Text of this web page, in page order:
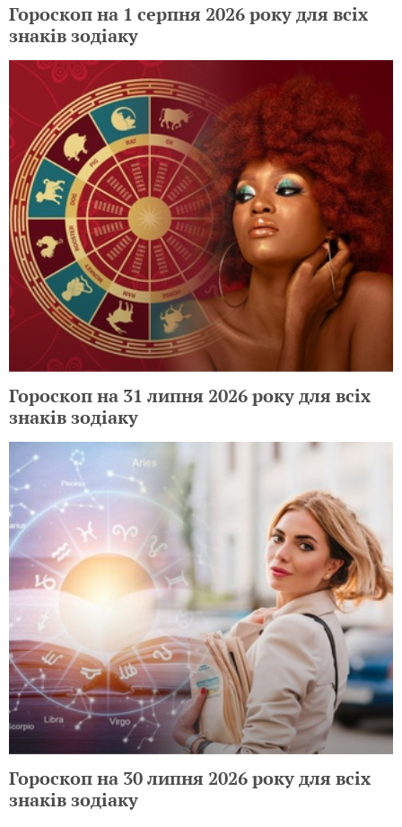
Гороскоп на 1 серпня 2026 року для всіх
знаків зодіаку
Гороскоп на 31 липня 2026 року для всіх
знаків зодіаку
Гороскоп на 30 липня 2026 року для всіх
знаків зодіаку